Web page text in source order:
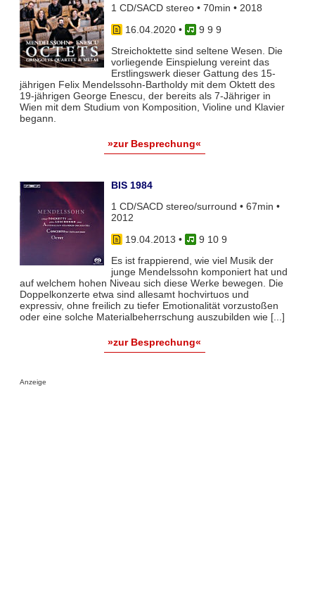
1 CD/SACD stereo • 70min • 2018
16.04.2020•
9 9 9
Streichoktette sind seltene Wesen. Die
vorliegende Einspielung vereint das
Erstlingswerk dieser Gattung des 15-
jährigen Felix Mendelssohn-Bartholdy mit dem Oktett des
19-jährigen George Enescu, der bereits als 7-Jähriger in
Wien mit dem Studium von Komposition, Violine und Klavier
begann.
»zur Besprechung«
BIS 1984
1 CD/SACD stereo/surround • 67min •
2012
19.04.2013 •
9 10 9
Es ist frappierend, wie viel Musik der
junge Mendelssohn komponiert hat und
auf welchem hohen Niveau sich diese Werke bewegen. Die
Doppelkonzerte etwa sind allesamt hochvirtuos und
expressiv, ohne freilich zu tiefer Emotionalität vorzustoßen
oder eine solche Materialbeherrschung auszubilden wie [...]
»zur Besprechung«
Anzeige